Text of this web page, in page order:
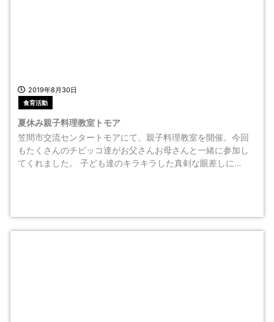
2019年8月30日
食育活動
夏休み親子料理教室トモア
笠間市交流センタートモアにて、親子料理教室を開催。今回
もたくさんのチビッコ達がお父さんお母さんと一緒に参加し
てくれました。 子ども達のキラキラした真剣な眼差しに…